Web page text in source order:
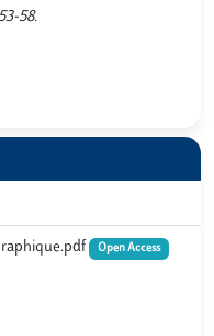
58.
Open Access